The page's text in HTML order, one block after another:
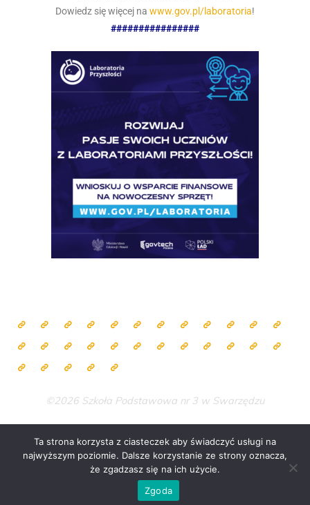
Dowiedz się więcej na www.gov.pl/laboratoria!
################
©2026 Szkoła Podstawowa nr 3 w Swarzędzu
Zasilane przezBravada& WordPress
Ta strona korzysta z ciasteczek aby świadczyć usługi na
najwyższym poziomie. Dalsze korzystanie ze strony oznacza,
że zgadzasz się na ich użycie.
Zgoda